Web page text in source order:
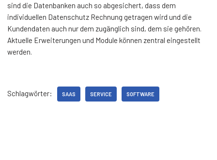
sind die Datenbanken auch so abgesichert, dass dem
individuellen Datenschutz Rechnung getragen wird und die
Kundendaten auch nur dem zugänglich sind, dem sie gehören.
Aktuelle Erweiterungen und Module können zentral eingestellt
werden.
Schlagwörter: SAAS SERVICE SOFTWARE